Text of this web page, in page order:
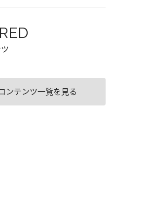
ンテンツ一覧を見る